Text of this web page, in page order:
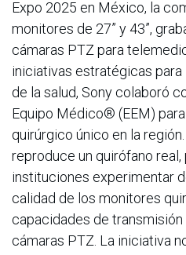
Expo 2025 en México, la
monitores de 27” y 43”,
cámaras PTZ para
iniciativas estratégicas
de la salud, Sony colaboró
Equipo Médico® (EEM)
quirúrgico único en la
reproduce un quirófano
instituciones experimentar
calidad de los monitores
capacidades de
cámaras PTZ. La iniciativa